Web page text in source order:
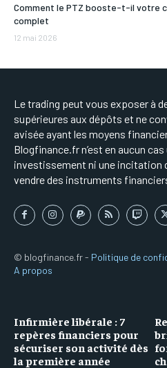
Comment le PTZ booste-t-il votre
complet
12 mai 2026
Le trading peut vous exposer à
supérieures aux dépôts et ne
avisée ayant les moyens
Blogfinance.fr n’est en aucun
investissement ni une incitation
vendre des instruments
© blogfinance.fr - Politique de
A propos
Infirmière libérale : 7
repères financiers pour
sécuriser son activité dès
la première année